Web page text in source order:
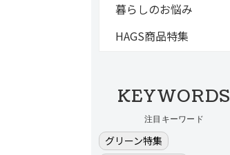
暮らしのお悩み
HAGS商品特集
KEYWORDS
注目キーワード
グリーン特集